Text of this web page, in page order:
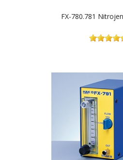
FX-780.781